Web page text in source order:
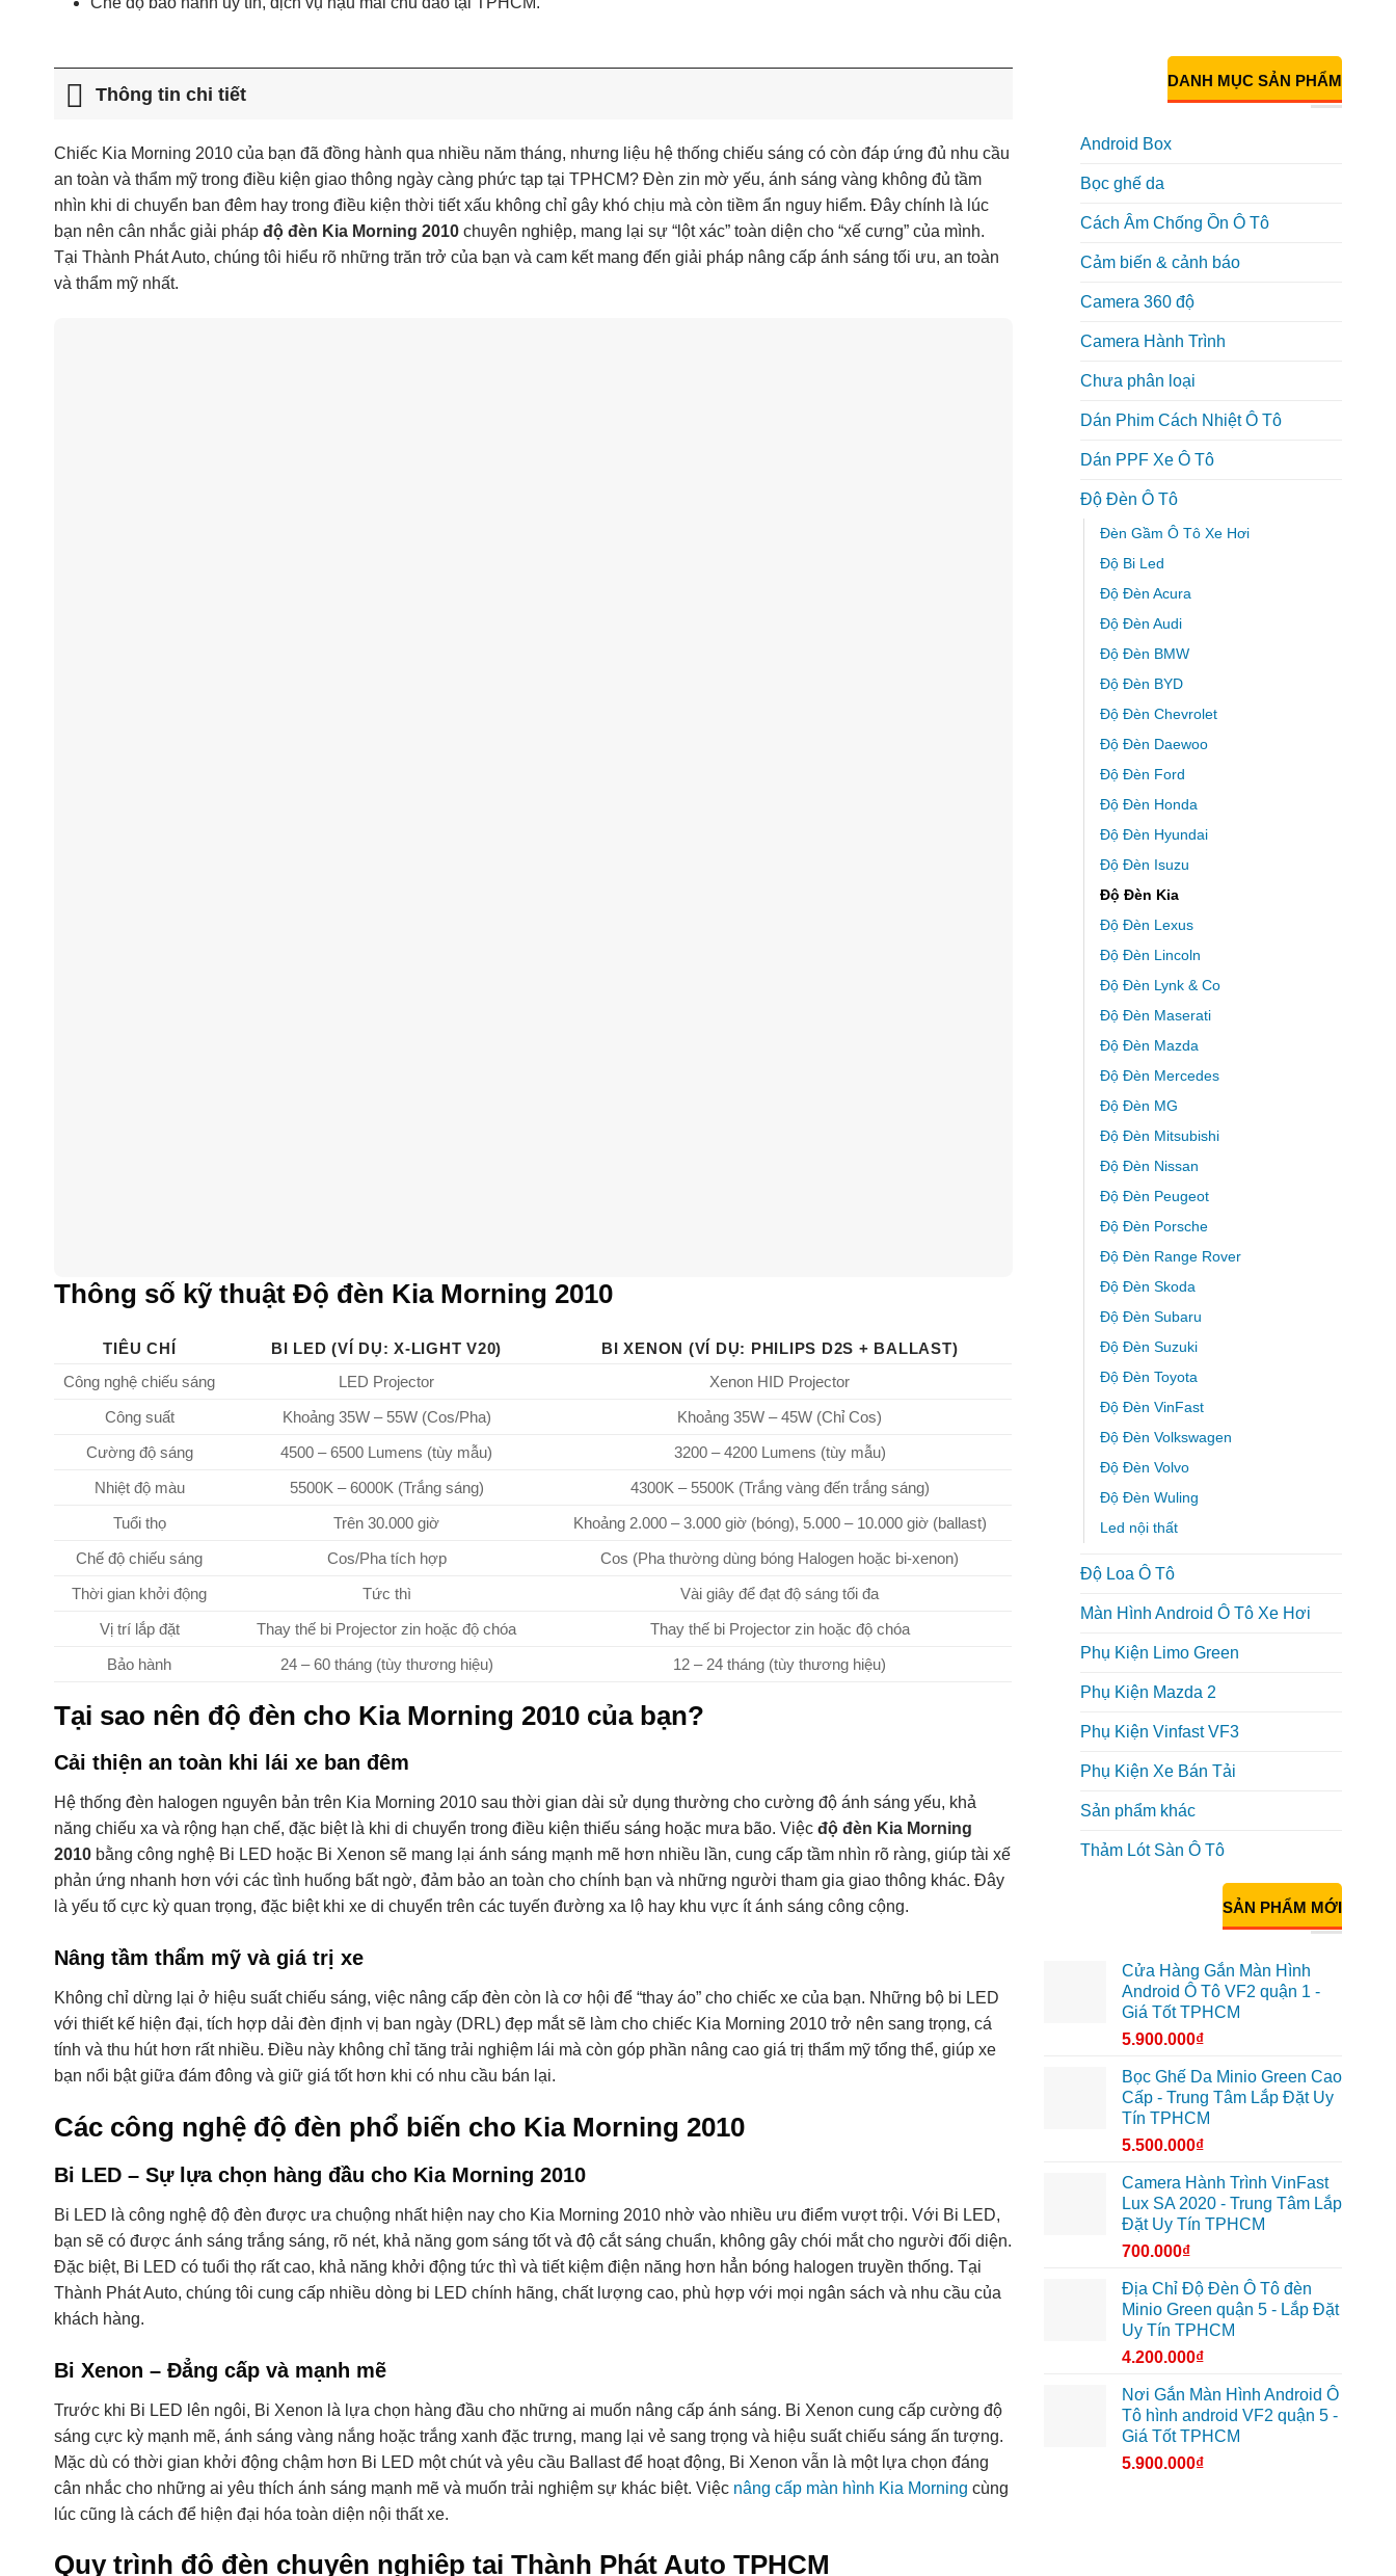
Thông tin chi tiết
Chiếc Kia Morning 2010 của bạn đã đồng hành qua nhiều năm tháng, nhưng liệu hệ thống chiếu sáng có còn đáp ứng đủ nhu cầu
an toàn và thẩm mỹ trong điều kiện giao thông ngày càng phức tạp tại TPHCM? Đèn zin mờ yếu, ánh sáng vàng không đủ tầm
nhìn khi di chuyển ban đêm hay trong điều kiện thời tiết xấu không chỉ gây khó chịu mà còn tiềm ẩn nguy hiểm. Đây chính là lúc
bạn nên cân nhắc giải pháp độ đèn Kia Morning 2010 chuyên nghiệp, mang lại sự “lột xác” toàn diện cho “xế cưng” của mình.
Tại Thành Phát Auto, chúng tôi hiểu rõ những trăn trở của bạn và cam kết mang đến giải pháp nâng cấp ánh sáng tối ưu, an toàn
và thẩm mỹ nhất.
Thông số kỹ thuật Độ đèn Kia Morning 2010
TIÊU CHÍ BI LED (VÍ DỤ: X-LIGHT V20)
BI XENON (VÍ DỤ: PHILIPS D2S + BALLAST)
Công nghệ chiếu sáng
LED Projector
Xenon HID Projector
Công suất
Khoảng 35W – 55W (Cos/Pha)
Khoảng 35W – 45W (Chỉ Cos)
Cường độ sáng
4500 – 6500 Lumens (tùy mẫu)
3200 – 4200 Lumens (tùy mẫu)
Nhiệt độ màu
5500K – 6000K (Trắng sáng)
4300K – 5500K (Trắng vàng đến trắng sáng)
Tuổi thọ
Trên 30.000 giờ
Khoảng 2.000 – 3.000 giờ (bóng), 5.000 – 10.000 giờ (ballast)
Chế độ chiếu sáng
Cos/Pha tích hợp
Cos (Pha thường dùng bóng Halogen hoặc bi-xenon)
Thời gian khởi động
Tức thì
Vài giây để đạt độ sáng tối đa
Vị trí lắp đặt
Thay thế bi Projector zin hoặc độ chóa
Thay thế bi Projector zin hoặc độ chóa
Bảo hành
24 – 60 tháng (tùy thương hiệu) 12 – 24 tháng (tùy thương hiệu)
Tại sao nên độ đèn cho Kia Morning 2010 của bạn?
Cải thiện an toàn khi lái xe ban đêm
Hệ thống đèn halogen nguyên bản trên Kia Morning 2010 sau thời gian dài sử dụng thường cho cường độ ánh sáng yếu, khả
năng chiếu xa và rộng hạn chế, đặc biệt là khi di chuyển trong điều kiện thiếu sáng hoặc mưa bão. Việc độ đèn Kia Morning
2010 bằng công nghệ Bi LED hoặc Bi Xenon sẽ mang lại ánh sáng mạnh mẽ hơn nhiều lần, cung cấp tầm nhìn rõ ràng, giúp tài xế
phản ứng nhanh hơn với các tình huống bất ngờ, đảm bảo an toàn cho chính bạn và những người tham gia giao thông khác. Đây
là yếu tố cực kỳ quan trọng, đặc biệt khi xe di chuyển trên các tuyến đường xa lộ hay khu vực ít ánh sáng công cộng.
Nâng tầm thẩm mỹ và giá trị xe
Không chỉ dừng lại ở hiệu suất chiếu sáng, việc nâng cấp đèn còn là cơ hội để “thay áo” cho chiếc xe của bạn. Những bộ bi LED
với thiết kế hiện đại, tích hợp dải đèn định vị ban ngày (DRL) đẹp mắt sẽ làm cho chiếc Kia Morning 2010 trở nên sang trọng, cá
tính và thu hút hơn rất nhiều. Điều này không chỉ tăng trải nghiệm lái mà còn góp phần nâng cao giá trị thẩm mỹ tổng thể, giúp xe
bạn nổi bật giữa đám đông và giữ giá tốt hơn khi có nhu cầu bán lại.
Các công nghệ độ đèn phổ biến cho Kia Morning 2010
Bi LED – Sự lựa chọn hàng đầu cho Kia Morning 2010
Bi LED là công nghệ độ đèn được ưa chuộng nhất hiện nay cho Kia Morning 2010 nhờ vào nhiều ưu điểm vượt trội. Với Bi LED,
bạn sẽ có được ánh sáng trắng sáng, rõ nét, khả năng gom sáng tốt và độ cắt sáng chuẩn, không gây chói mắt cho người đối diện.
Đặc biệt, Bi LED có tuổi thọ rất cao, khả năng khởi động tức thì và tiết kiệm điện năng hơn hẳn bóng halogen truyền thống. Tại
Thành Phát Auto, chúng tôi cung cấp nhiều dòng bi LED chính hãng, chất lượng cao, phù hợp với mọi ngân sách và nhu cầu của
khách hàng.
Bi Xenon – Đẳng cấp và mạnh mẽ
Trước khi Bi LED lên ngôi, Bi Xenon là lựa chọn hàng đầu cho những ai muốn nâng cấp ánh sáng. Bi Xenon cung cấp cường độ
sáng cực kỳ mạnh mẽ, ánh sáng vàng nắng hoặc trắng xanh đặc trưng, mang lại vẻ sang trọng và hiệu suất chiếu sáng ấn tượng.
Mặc dù có thời gian khởi động chậm hơn Bi LED một chút và yêu cầu Ballast để hoạt động, Bi Xenon vẫn là một lựa chọn đáng
cân nhắc cho những ai yêu thích ánh sáng mạnh mẽ và muốn trải nghiệm sự khác biệt. Việc nâng cấp màn hình Kia Morning cùng
lúc cũng là cách để hiện đại hóa toàn diện nội thất xe.
Quy trình độ đèn chuyên nghiệp tại Thành Phát Auto TPHCM
DANH MỤC SẢN PHẨM
Android Box
Bọc ghế da
Cách Âm Chống Ồn Ô Tô
Cảm biến & cảnh báo
Camera 360 độ
Camera Hành Trình
Chưa phân loại
Dán Phim Cách Nhiệt Ô Tô
Dán PPF Xe Ô Tô
Độ Đèn Ô Tô
Đèn Gầm Ô Tô Xe Hơi
Độ Bi Led
Độ Đèn Acura
Độ Đèn Audi
Độ Đèn BMW
Độ Đèn BYD
Độ Đèn Chevrolet
Độ Đèn Daewoo
Độ Đèn Ford
Độ Đèn Honda
Độ Đèn Hyundai
Độ Đèn Isuzu
Độ Đèn Kia
Độ Đèn Lexus
Độ Đèn Lincoln
Độ Đèn Lynk & Co
Độ Đèn Maserati
Độ Đèn Mazda
Độ Đèn Mercedes
Độ Đèn MG
Độ Đèn Mitsubishi
Độ Đèn Nissan
Độ Đèn Peugeot
Độ Đèn Porsche
Độ Đèn Range Rover
Độ Đèn Skoda
Độ Đèn Subaru
Độ Đèn Suzuki
Độ Đèn Toyota
Độ Đèn VinFast
Độ Đèn Volkswagen
Độ Đèn Volvo
Độ Đèn Wuling
Led nội thất
Độ Loa Ô Tô
Màn Hình Android Ô Tô Xe Hơi
Phụ Kiện Limo Green
Phụ Kiện Mazda 2
Phụ Kiện Vinfast VF3
Phụ Kiện Xe Bán Tải
Sản phẩm khác
Thảm Lót Sàn Ô Tô
SẢN PHẨM MỚI
Cửa Hàng Gắn Màn Hình
Android Ô Tô VF2 quận 1 -
Giá Tốt TPHCM
5.900.000₫
Bọc Ghế Da Minio Green Cao
Cấp - Trung Tâm Lắp Đặt Uy
Tín TPHCM
5.500.000₫
Camera Hành Trình VinFast
Lux SA 2020 - Trung Tâm Lắp
Đặt Uy Tín TPHCM
700.000₫
Địa Chỉ Độ Đèn Ô Tô đèn
Minio Green quận 5 - Lắp Đặt
Uy Tín TPHCM
4.200.000₫
Nơi Gắn Màn Hình Android Ô
Tô hình android VF2 quận 5 -
Giá Tốt TPHCM
5.900.000₫